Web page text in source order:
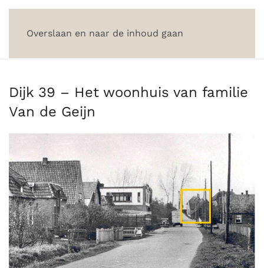
Overslaan en naar de inhoud gaan
Dijk 39 – Het woonhuis van familie
Van de Geijn